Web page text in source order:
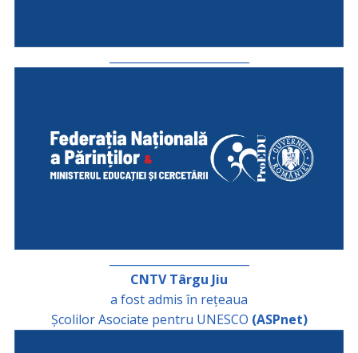
CNTV Târgu Jiu
a fost admis în rețeaua
Școlilor Asociate pentru UNESCO (ASPnet)